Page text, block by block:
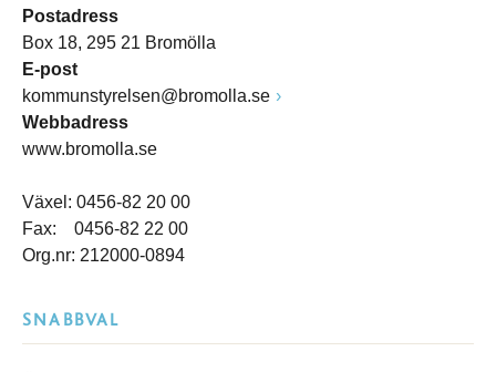
Postadress
Box 18, 295 21 Bromölla
E-post
kommunstyrelsen@bromolla.se
Webbadress
www.bromolla.se
Växel: 0456-82 20 00
Fax: 0456-82 22 00
Org.nr: 212000-0894
SNABBVAL